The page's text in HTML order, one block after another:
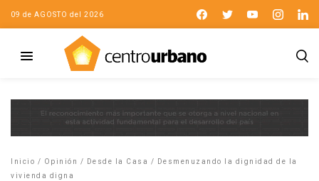
09 de AGOSTO del 2026
Inicio / Opinión / Desde la Casa /
Desmenuzando la dignidad de la
vivienda digna